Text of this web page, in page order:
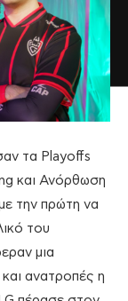
τα Playoffs
και Ανόρθωση
την πρώτη να
του
μια
ανατροπές η